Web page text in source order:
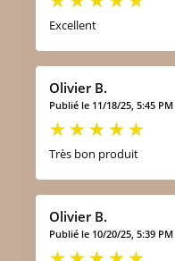
Excellent
Olivier B.
Publié le 11/18/25, 5:45 PM
Très bon produit
Olivier B.
Publié le 10/20/25, 5:39 PM